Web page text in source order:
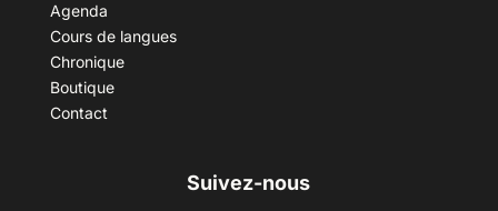
Agenda
Cours de langues
Chronique
Boutique
Contact
Suivez-nous